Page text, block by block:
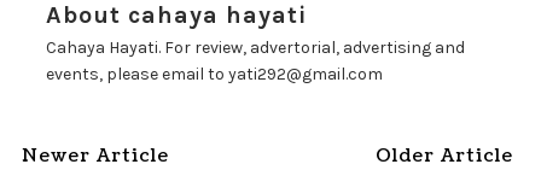
About cahaya hayati
Cahaya Hayati. For review, advertorial, advertising and
events, please email to yati292@gmail.com
Newer Article Older Article